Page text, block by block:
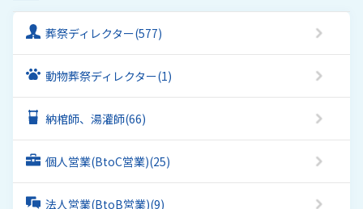
葬祭ディレクター(577)
動物葬祭ディレクター(1)
納棺師、湯灌師(66)
個人営業(BtoC営業)(25)
法人営業(BtoB営業)(9)